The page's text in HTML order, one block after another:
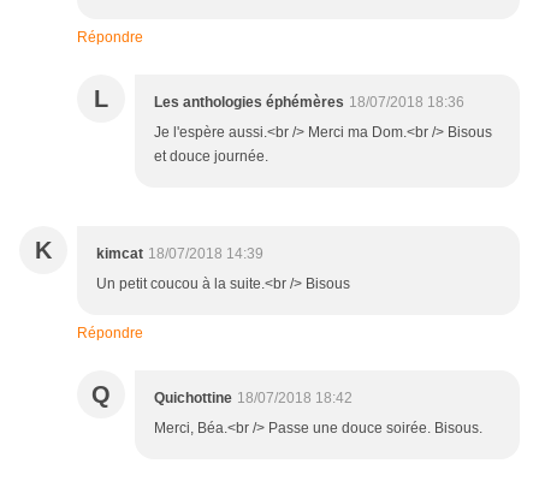
Répondre
L Les anthologies éphémères 18/07/2018 18:36
Je l'espère aussi.<br /> Merci ma Dom.<br /> Bisous
et douce journée.
K kimcat 18/07/2018 14:39
Un petit coucou à la suite.<br /> Bisous
Répondre
Q Quichottine 18/07/2018 18:42
Merci, Béa.<br /> Passe une douce soirée. Bisous.